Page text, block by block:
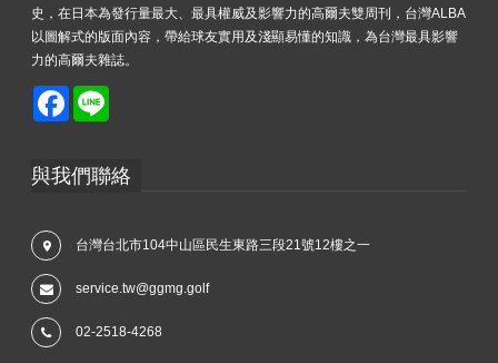
史，在日本為發行量最大、最具權威及影響力的高爾夫雙周刊，台灣ALBA
以圖解式的版面內容，帶給球友實用及淺顯易懂的知識，為台灣最具影響
力的高爾夫雜誌。
Facebook
與我們聯絡
台灣台北市104中山區民生東路三段21號12樓之一
service.tw@ggmg.golf
02-2518-4268